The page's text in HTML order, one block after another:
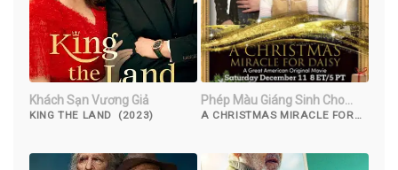
Khách Sạn Vương Giả
KING THE LAND (2023)
Phép Màu Giáng Sinh Cho
Daisy
A CHRISTMAS MIRACLE FOR